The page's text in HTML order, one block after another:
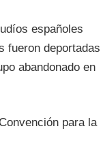
españoles
fueron deportadas
abandonado en
para la